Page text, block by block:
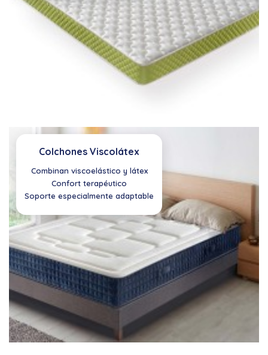
Colchones Viscolátex
Combinan viscoelástico y látex
Confort terapéutico
Soporte especialmente adaptable